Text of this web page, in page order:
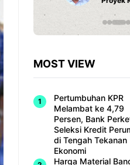
MOST VIEW
Pertumbuhan KPR
Melambat ke 4,79
Persen, Bank
Seleksi Kredit
di Tengah Tekanan
Ekonomi
Harga Material